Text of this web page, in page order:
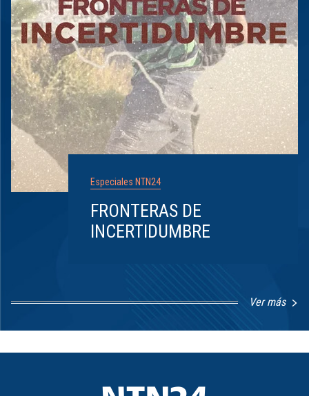
Especiales NTN24
FRONTERAS DE
INCERTIDUMBRE
Ver más
1
8